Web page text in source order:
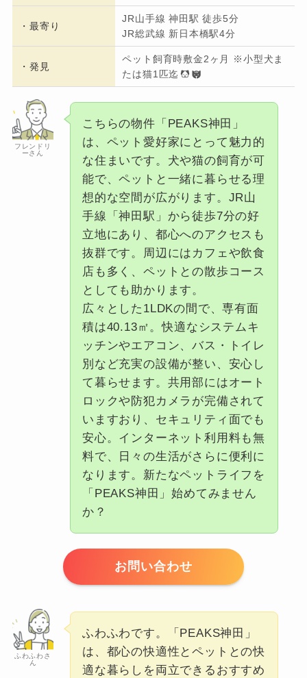
・最寄り
JR山手線 神田駅 徒歩5分
JR総武線 新日本橋駅4分
・発見
ペット飼育時敷金2ヶ月 ※小型犬ま
たは猫1匹迄
フレンドリ
ーさん
こちらの物件「PEAKS神田」
は、ペット愛好家にとって魅力的
な住まいです。犬や猫の飼育が可
能で、ペットと一緒に暮らせる理
想的な空間が広がります。JR山
手線「神田駅」から徒歩7分の好
立地にあり、都心へのアクセスも
抜群です。周辺にはカフェや飲食
店も多く、ペットとの散歩コース
としても助かります。
広々とした1LDKの間で、専有面
積は40.13㎡。快適なシステムキ
ッチンやエアコン、バス・トイレ
別など充実の設備が整い、安心し
て暮らせます。共用部にはオート
ロックや防犯カメラが完備されて
いますおり、セキュリティ面でも
安心。インターネット利用料も無
料で、日々の生活がさらに便利に
なります。新たなペットライフを
「PEAKS神田」始めてみません
か？
お問い合わせ
ふわふわさ
ん
ふわふわです。「PEAKS神田」
は、都心の快適性とペットとの快
適な暮らしを両立できるおすすめ